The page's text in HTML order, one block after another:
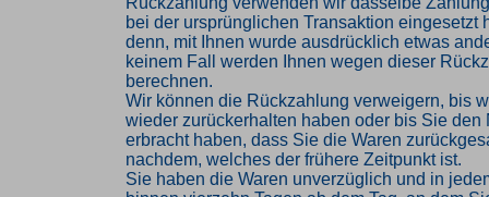
bei der ursprünglichen Transaktion eingesetzt
denn, mit Ihnen wurde ausdrücklich etwas
keinem Fall werden Ihnen wegen dieser
berechnen.
Wir können die Rückzahlung verweigern, bis
wieder zurückerhalten haben oder bis Sie den
erbracht haben, dass Sie die Waren
nachdem, welches der frühere Zeitpunkt ist.
Sie haben die Waren unverzüglich und in